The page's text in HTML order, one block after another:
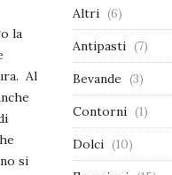
la
Al
si
Altri (6)
Antipasti (7)
Bevande (3)
Contorni (1)
Dolci (10)